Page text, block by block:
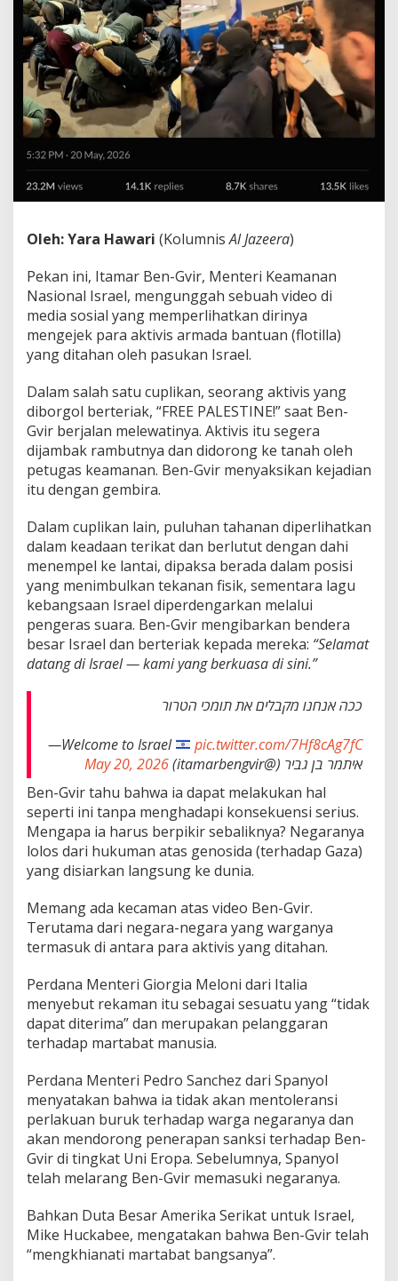
Oleh: Yara Hawari (KolumnisAl Jazeera)
Pekan ini, Itamar Ben-Gvir, Menteri Keamanan
Nasional Israel, mengunggah sebuah video di
media sosial yang memperlihatkan dirinya
mengejek para aktivis armada bantuan (flotilla)
yang ditahan oleh pasukan Israel.
Dalam salah satu cuplikan, seorang aktivis yang
diborgol berteriak, “FREE PALESTINE!” saat Ben-
Gvir berjalan melewatinya. Aktivis itu segera
dijambak rambutnya dan didorong ke tanah oleh
petugas keamanan. Ben-Gvir menyaksikan kejadian
itu dengan gembira.
Dalam cuplikan lain, puluhan tahanan diperlihatkan
dalam keadaan terikat dan berlutut dengan dahi
menempel ke lantai, dipaksa berada dalam posisi
yang menimbulkan tekanan fisik, sementara lagu
kebangsaan Israel diperdengarkan melalui
pengeras suara. Ben-Gvir mengibarkan bendera
besar Israel dan berteriak kepada mereka: “Selamat
datang di Israel — kami yang berkuasa di sini.”
ככה אנחנו מקבלים את תומכי הטרור
Welcome to Israel
pic.twitter.com/7Hf8cAg7fC
—
איתמר בן גביר (@itamarbengvir)
May 20, 2026
Ben-Gvir tahu bahwa ia dapat melakukan hal
seperti ini tanpa menghadapi konsekuensi serius.
Mengapa ia harus berpikir sebaliknya? Negaranya
lolos dari hukuman atas genosida (terhadap Gaza)
yang disiarkan langsung ke dunia.
Memang ada kecaman atas video Ben-Gvir.
Terutama dari negara-negara yang warganya
termasuk di antara para aktivis yang ditahan.
Perdana Menteri Giorgia Meloni dari Italia
menyebut rekaman itu sebagai sesuatu yang “tidak
dapat diterima” dan merupakan pelanggaran
terhadap martabat manusia.
Perdana Menteri Pedro Sanchez dari Spanyol
menyatakan bahwa ia tidak akan mentoleransi
perlakuan buruk terhadap warga negaranya dan
akan mendorong penerapan sanksi terhadap Ben-
Gvir di tingkat Uni Eropa. Sebelumnya, Spanyol
telah melarang Ben-Gvir memasuki negaranya.
Bahkan Duta Besar Amerika Serikat untuk Israel,
Mike Huckabee, mengatakan bahwa Ben-Gvir telah
“mengkhianati martabat bangsanya”.